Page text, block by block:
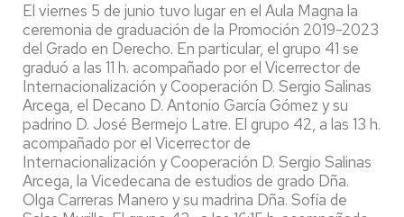
El viernes 5 de junio tuvo lugar en el Aula Magna la
ceremonia de graduación de la Promoción 2019-2023
del Grado en Derecho. En particular, el grupo 41 se
graduó a las 11 h. acompañado por el Vicerrector de
Internacionalización y Cooperación D. Sergio Salinas
Arcega, el Decano D. Antonio García Gómez y su
padrino D. José Bermejo Latre. El grupo 42, a las 13 h.
acompañado por el Vicerrector de
Internacionalización y Cooperación D. Sergio Salinas
Arcega, la Vicedecana de estudios de grado Dña.
Olga Carreras Manero y su madrina Dña. Sofía de